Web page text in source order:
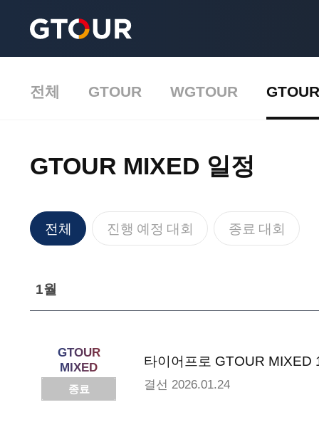
전체 GTOUR WGTOUR
GTOUR MIXED 일정
전체 진행 예정 대회 종료 대회
1월
GTOUR
MIXED
종료
타이어프로 GTOUR MIXED
결선 2026.01.24